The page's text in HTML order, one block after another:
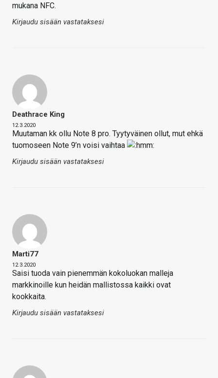
mukana NFC.
Kirjaudu sisään vastataksesi
Deathrace King
12.3.2020
Muutaman kk ollu Note 8 pro. Tyytyväinen ollut, mut ehkä
tuomoseen Note 9’n voisi vaihtaa
Kirjaudu sisään vastataksesi
Marti77
12.3.2020
Saisi tuoda vain pienemmän kokoluokan malleja
markkinoille kun heidän mallistossa kaikki ovat
kookkaita.
Kirjaudu sisään vastataksesi